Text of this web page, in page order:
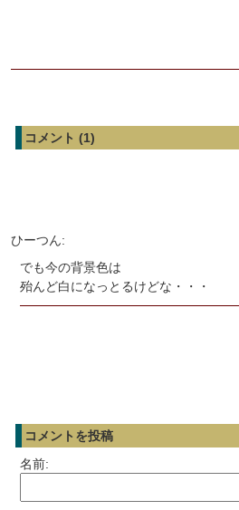
コメント (1)
ひーつん:
でも今の背景色は
殆んど白になっとるけどな・・・
コメントを投稿
名前: